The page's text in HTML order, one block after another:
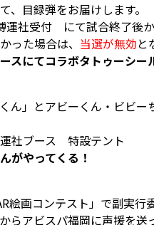
、目録弾をお届けします。
運社受付 にて試合終了後
った場合は、 当選が無効と
にてコラボタトゥーシー
ん」とアビーくん・ビビー
社ブース 特設テント
がやってくる！
絵画コンテスト」で副実行
らアビスパ福岡に声援を送